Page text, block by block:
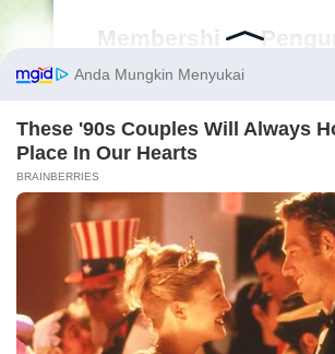
Membershi
p GRATIS
7
Online
16